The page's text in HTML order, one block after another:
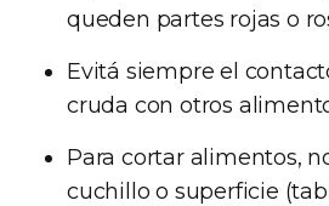
queden partes rojas o
Evitá siempre el
cruda con otros
Para cortar alimentos,
cuchillo o superficie